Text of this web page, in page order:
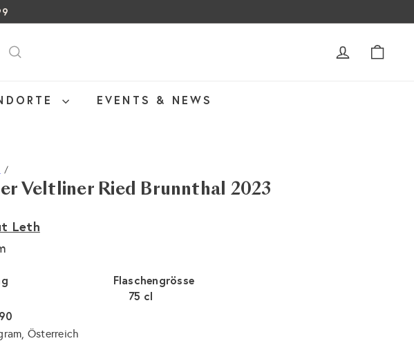
Weine
ACCOUNT
EVENTS & NEWS
Veltliner Ried Brunnthal 2023
Leth
Flaschengrösse
75 cl
Österreich